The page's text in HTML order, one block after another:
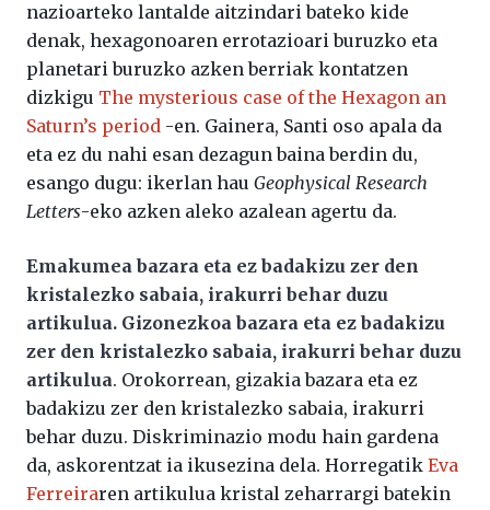
nazioarteko lantalde aitzindari bateko kide
denak, hexagonoaren errotazioari buruzko eta
planetari buruzko azken berriak kontatzen
dizkigu The mysterious case of the Hexagon an
Saturn’s period -en. Gainera, Santi oso apala da
eta ez du nahi esan dezagun baina berdin du,
esango dugu: ikerlan hau Geophysical Research
Letters-eko azken aleko azalean agertu da.
Emakumea bazara eta ez badakizu zer den
kristalezko sabaia, irakurri behar duzu
artikulua. Gizonezkoa bazara eta ez badakizu
zer den kristalezko sabaia, irakurri behar duzu
artikulua. Orokorrean, gizakia bazara eta ez
badakizu zer den kristalezko sabaia, irakurri
behar duzu. Diskriminazio modu hain gardena
da, askorentzat ia ikusezina dela. Horregatik Eva
Ferreiraren artikulua kristal zeharrargi batekin